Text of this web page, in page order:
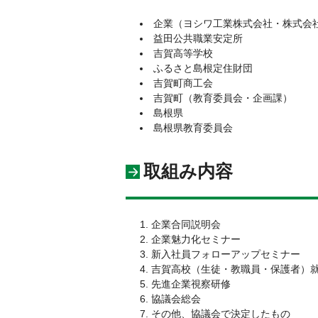
企業（ヨシワ工業株式会社・株式会
益田公共職業安定所
吉賀高等学校
ふるさと島根定住財団
吉賀町商工会
吉賀町（教育委員会・企画課）
島根県
島根県教育委員会
取組み内容
企業合同説明会
企業魅力化セミナー
新入社員フォローアップセミナー
吉賀高校（生徒・教職員・保護者）
先進企業視察研修
協議会総会
その他、協議会で決定したもの